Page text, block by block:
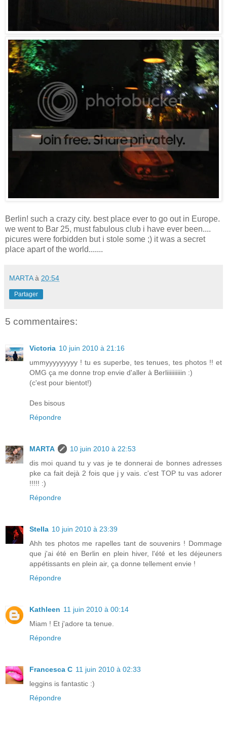
Berlin! such a crazy city. best place ever to go out in Europe.
we went to Bar 25, must fabulous club i have ever been....
picures were forbidden but i stole some ;) it was a secret
place apart of the world.......
MARTA à 20:54
Partager
5 commentaires:
Victoria 10 juin 2010 à 21:16
ummyyyyyyyyy ! tu es superbe, tes tenues, tes photos !! et
OMG ça me donne trop envie d'aller à Berliiiiiiiiiin :)
(c'est pour bientot!)
Des bisous
Répondre
MARTA
10 juin 2010 à 22:53
dis moi quand tu y vas je te donnerai de bonnes adresses
pke ca fait dejà 2 fois que j y vais. c'est TOP tu vas adorer
!!!!! :)
Répondre
Stella 10 juin 2010 à 23:39
Ahh tes photos me rapelles tant de souvenirs ! Dommage
que j'ai été en Berlin en plein hiver, l'été et les déjeuners
appétissants en plein air, ça donne tellement envie !
Répondre
Kathleen 11 juin 2010 à 00:14
Miam ! Et j'adore ta tenue.
Répondre
Francesca C 11 juin 2010 à 02:33
leggins is fantastic :)
Répondre